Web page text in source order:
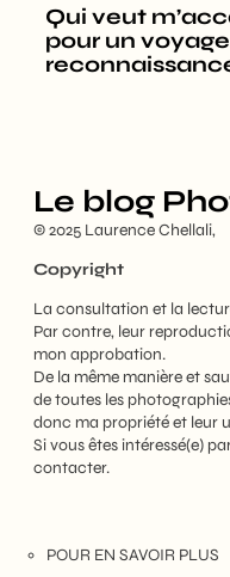
Qui veut
pour un
Le blog
© 2025 Laurence Chellali,
Copyright
La consultation et la
Par contre, leur
mon approbation.
De la même manière et
de toutes les
donc ma propriété et leur
Si vous êtes intéressé(e)
contacter.
POUR EN SAVOIR PLUS